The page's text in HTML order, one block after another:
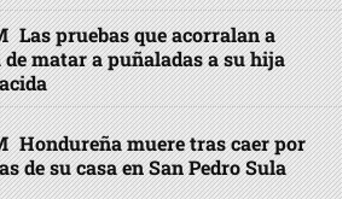
Las pruebas que acorralan a
de matar a puñaladas a su hija
Hondureña muere tras caer por
de su casa en San Pedro Sula